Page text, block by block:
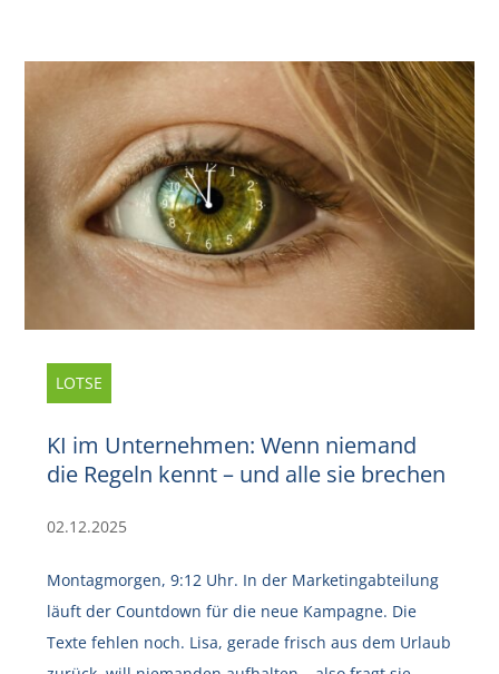
LOTSE
KI im Unternehmen: Wenn niemand
die Regeln kennt – und alle sie brechen
02.12.2025
Montagmorgen, 9:12 Uhr. In der Marketingabteilung
läuft der Countdown für die neue Kampagne. Die
Texte fehlen noch. Lisa, gerade frisch aus dem Urlaub